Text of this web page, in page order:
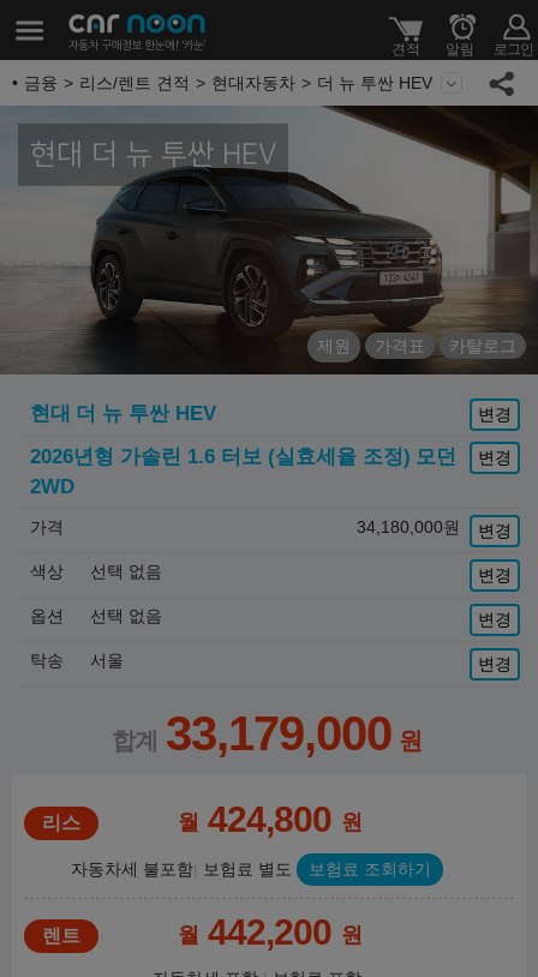
금융 리스/렌트 견적 현대자동차 더 뉴 투싼 HEV
현대 더 뉴 투싼 HEV
제원 가격표 카탈로그
현대 더 뉴 투싼 HEV 변경
2026년형 가솔린 1.6 터보 (실효세율 조정) 모던
2WD
변경
가격 34,180,000원 변경
색상 선택 없음 변경
옵션 선택 없음 변경
탁송 서울 변경
33,179,000
월 424,800 원
자동차세 불포함 보험료 별도 보험료 조회하기
월 442,200 원